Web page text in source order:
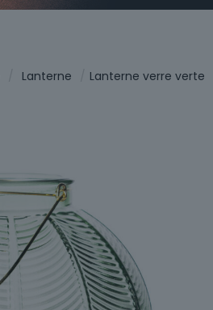
Lanterne Lanterne verre verte